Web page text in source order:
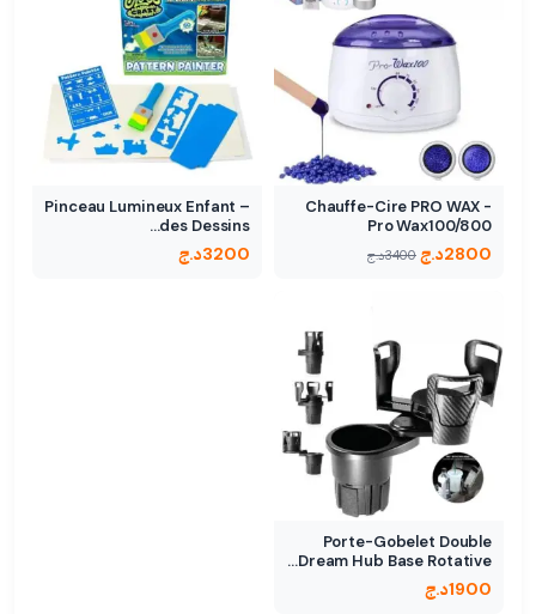
Chauffe-Cire PRO WAX -
Pro Wax100/800
2800د.ج 3400د.ج
Pinceau Lumineux Enfant –
des Dessins…
3200د.ج
Porte-Gobelet Double
Dream Hub Base Rotative…
1900د.ج